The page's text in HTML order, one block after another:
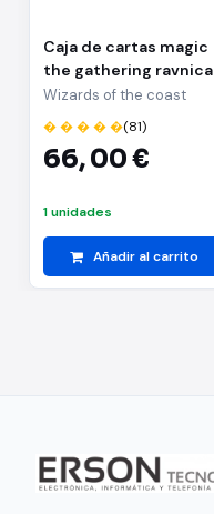
Caja de cartas magic
the gathering ravnica
cluedo edition inglés
Wizards of the coast
� � � � �(81)
66,00 €
1 unidades
Añadir al carrito